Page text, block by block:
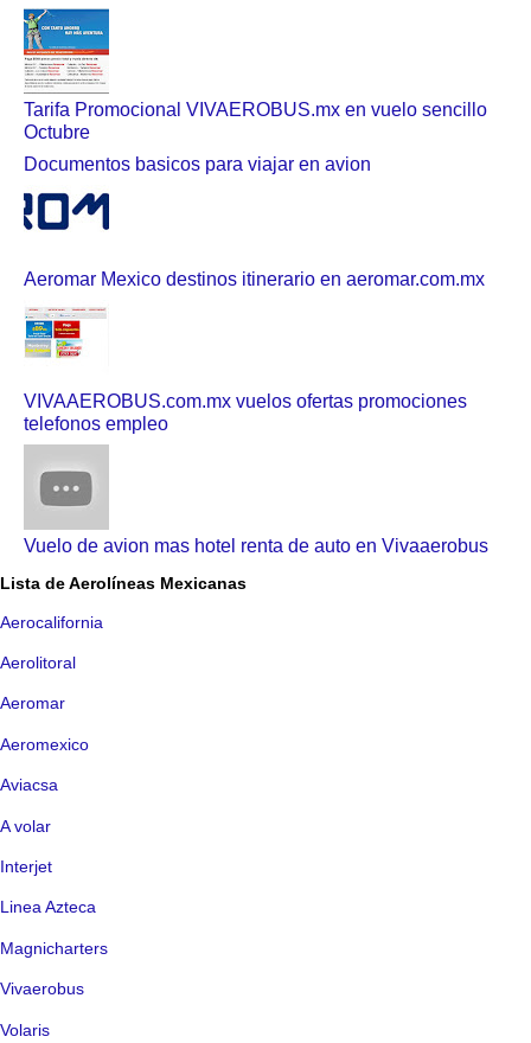
Tarifa Promocional VIVAEROBUS.mx en vuelo sencillo
Octubre
Documentos basicos para viajar en avion
Aeromar Mexico destinos itinerario en aeromar.com.mx
VIVAAEROBUS.com.mx vuelos ofertas promociones
telefonos empleo
Vuelo de avion mas hotel renta de auto en Vivaaerobus
Lista de Aerolíneas Mexicanas
Aerocalifornia
Aerolitoral
Aeromar
Aeromexico
Aviacsa
A volar
Interjet
Linea Azteca
Magnicharters
Vivaerobus
Volaris